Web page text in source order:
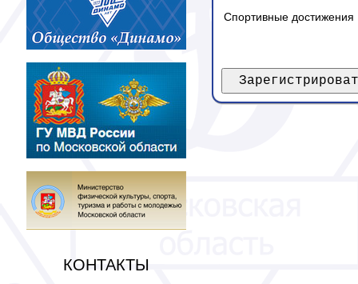
КОНТАКТЫ
Спортивные достижения